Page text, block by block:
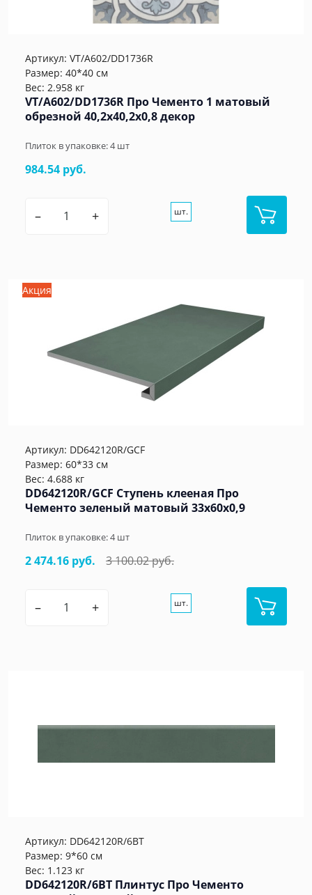
Артикул: VT/A602/DD1736R
Размер: 40*40 см
Вес: 2.958 кг
VT/A602/DD1736R Про Чементо 1 матовый
обрезной 40,2x40,2x0,8 декор
Плиток в упаковке:4шт
984.54 руб.
– + шт.
Акция
Артикул: DD642120R/GCF
Размер: 60*33 см
Вес: 4.688 кг
DD642120R/GCF Ступень клееная Про
Чементо зеленый матовый 33x60x0,9
Плиток в упаковке:4шт
2 474.16 руб. 3 100.02 руб.
– + шт.
Артикул: DD642120R/6BT
Размер: 9*60 см
Вес: 1.123 кг
DD642120R/6BT Плинтус Про Чементо